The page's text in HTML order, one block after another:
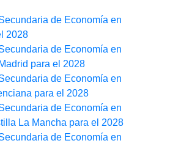
de Economía en
2028
de Economía en
para el 2028
de Economía en
para el 2028
de Economía en
La Mancha para el 2028
de Economía en